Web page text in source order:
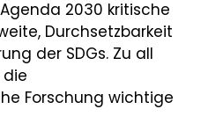
2030 kritische
Durchsetzbarkeit
der SDGs. Zu all
Forschung wichtige